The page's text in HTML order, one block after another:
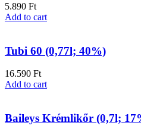
5.890 Ft
Add to cart
Tubi 60 (0,77l; 40%)
16.590 Ft
Add to cart
Baileys Krémlikőr (0,7l;